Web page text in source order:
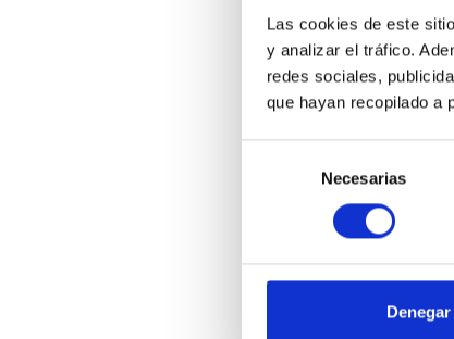
Las cookies de este
y analizar el tráfico.
redes sociales,
que hayan recopilado a
consentimiento
Necesarias
Denegar